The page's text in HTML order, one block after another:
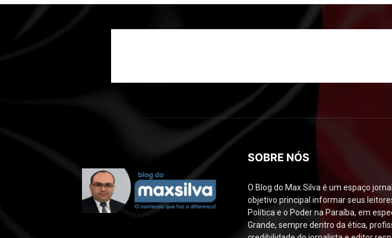
SOBRE NÓS
O Blog do Max Silva é um espaço
objetivo principal informar seus
Política e o Poder na Paraíba, em
Grande, sempre dentro da ética,